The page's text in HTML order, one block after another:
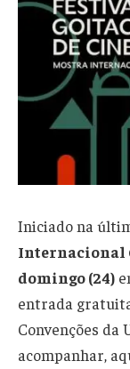
Iniciado na
Internacional
domingo (24)
entrada
Convenções da
acompanhar,